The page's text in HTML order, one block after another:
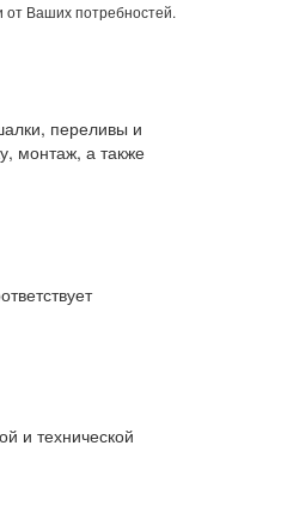
от Ваших потребностей.
переливы и
монтаж, а также
и технической